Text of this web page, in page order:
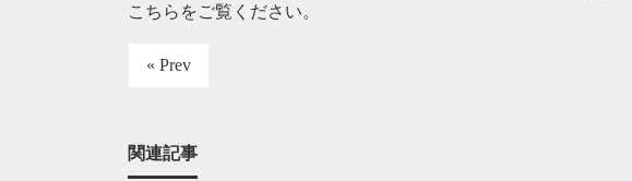
こちらをご覧ください。
« Prev
関連記事